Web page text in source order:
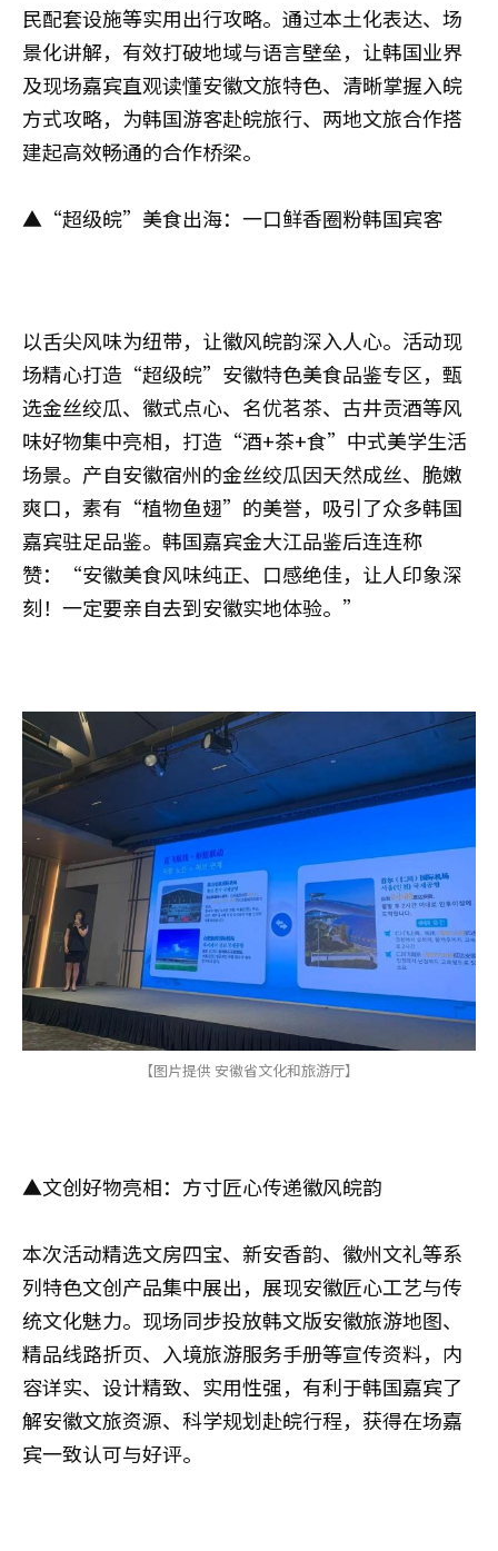
民配套设施等实用出行攻略。通过本土化表达、场
景化讲解，有效打破地域与语言壁垒，让韩国业界
及现场嘉宾直观读懂安徽文旅特色、清晰掌握入皖
方式攻略，为韩国游客赴皖旅行、两地文旅合作搭
建起高效畅通的合作桥梁。
▲“超级皖”美食出海：一口鲜香圈粉韩国宾客
以舌尖风味为纽带，让徽风皖韵深入人心。活动现
场精心打造“超级皖”安徽特色美食品鉴专区，甄
选金丝绞瓜、徽式点心、名优茗茶、古井贡酒等风
味好物集中亮相，打造“酒+茶+食”中式美学生活
场景。产自安徽宿州的金丝绞瓜因天然成丝、脆嫩
爽口，素有“植物鱼翅”的美誉，吸引了众多韩国
嘉宾驻足品鉴。韩国嘉宾金大江品鉴后连连称
赞：“安徽美食风味纯正、口感绝佳，让人印象深
刻！一定要亲自去到安徽实地体验。”
【图片提供 安徽省文化和旅游厅】
▲文创好物亮相：方寸匠心传递徽风皖韵
本次活动精选文房四宝、新安香韵、徽州文礼等系
列特色文创产品集中展出，展现安徽匠心工艺与传
统文化魅力。现场同步投放韩文版安徽旅游地图、
精品线路折页、入境旅游服务手册等宣传资料，内
容详实、设计精致、实用性强，有利于韩国嘉宾了
解安徽文旅资源、科学规划赴皖行程，获得在场嘉
宾一致认可与好评。